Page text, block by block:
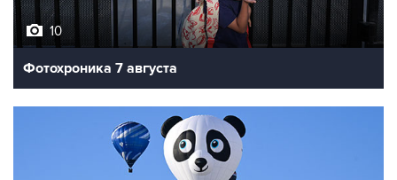
10
Фотохроника 7 августа